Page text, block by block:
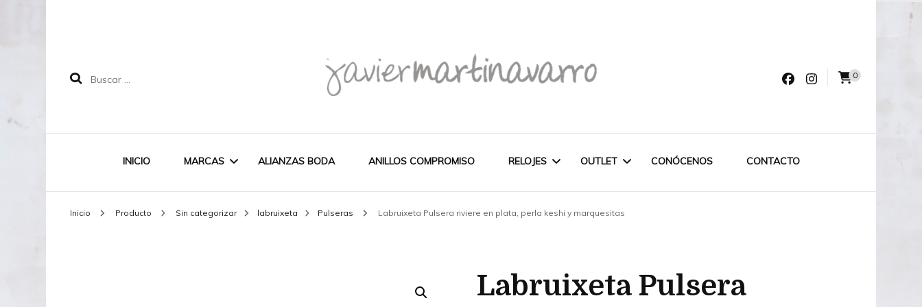
Buscar:
Joyería Javier Martinavarro
0
INICIO MARCAS ALIANZAS BODA ANILLOS COMPROMISO RELOJES
CASIO
OUTLET CONÓCENOS CONTACTO
Inicio Producto Sin categorizar labruixeta Pulseras Labruixeta Pulsera riviere en plata, perla keshi y marquesitas
Labruixeta Pulsera